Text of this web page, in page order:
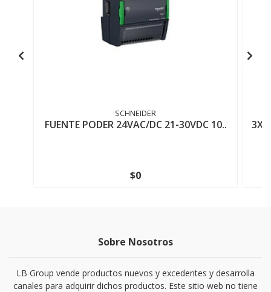
SCHNEIDER
FUENTE PODER 24VAC/DC 21-30VDC 10..
$0
Sobre Nosotros
LB Group vende productos nuevos y excedentes y desarrolla
canales para adquirir dichos productos. Este sitio web no tiene